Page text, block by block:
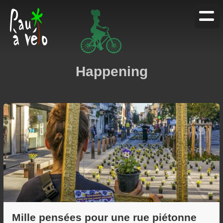
Agenda
À propos
Happening
Mille pensées pour une rue piétonne